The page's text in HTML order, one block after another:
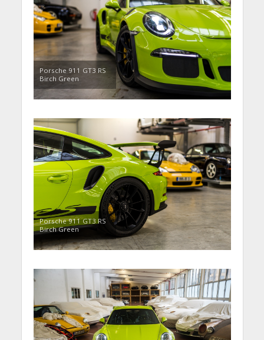
Porsche 911 GT3 RS
Birch Green
Porsche 911 GT3 RS
Birch Green